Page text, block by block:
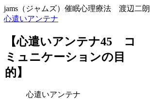
jams（ジャムズ）催眠心理療法 渡辺二朗
心遣いアンテナ
【心遣いアンテナ45 コ
ミュニケーションの目
的】
心遣いアンテナ